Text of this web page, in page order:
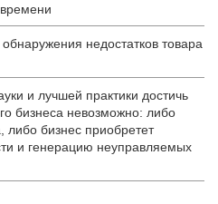
недостатков товара
и лучшей практики достичь
бизнеса невозможно: либо
либо бизнес приобретет
и генерацию неуправляемых